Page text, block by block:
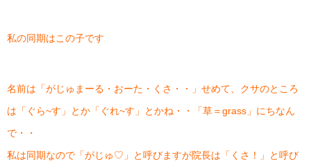
私の同期はこの子です
名前は「がじゅまーる・おーた・くさ・・」せめて、クサのところ
は「ぐら~す」とか「ぐれ~す」とかね・・「草＝grass」にちなん
で・・
私は同期なので「がじゅ♡」と呼びますが院長は「くさ！」と呼び